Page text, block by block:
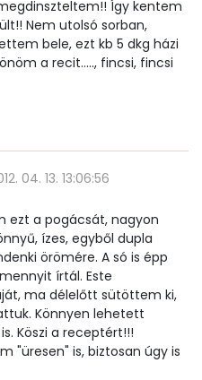
Így kentem
Nem utolsó sorban,
bele, ezt kb 5 dkg házi
a recit....., fincsi, fincsi
04. 13. 13:06:56
ezt a pogácsát, nagyon
ízes, egyből dupla
örömére. A só is épp
írtál. Este
ma délelőtt sütöttem ki,
Könnyen lehetett
Köszi a receptért!!!
"üresen" is, biztosan úgy is